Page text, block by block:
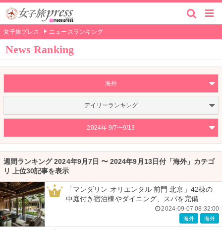
女子旅プレス ニュースランキング
News Ranking
海外
デイリーランキング
2024年 9/7〜9/13
週間ランキング 2024年9月7日 〜 2024年9月13日付「海外」カテゴ
リ 上位30記事を表示
1
「マンダリン オリエンタル 前門 北京」42棟の
中庭付き宿泊棟やダイニング、スパを完備
2024-09-07 08:32:00
海外 海外